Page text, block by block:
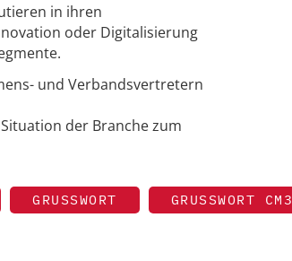
in ihren
oder Digitalisierung
und Verbandsvertretern
der Branche zum
GRUSSWORT GRUSSWORT CM30